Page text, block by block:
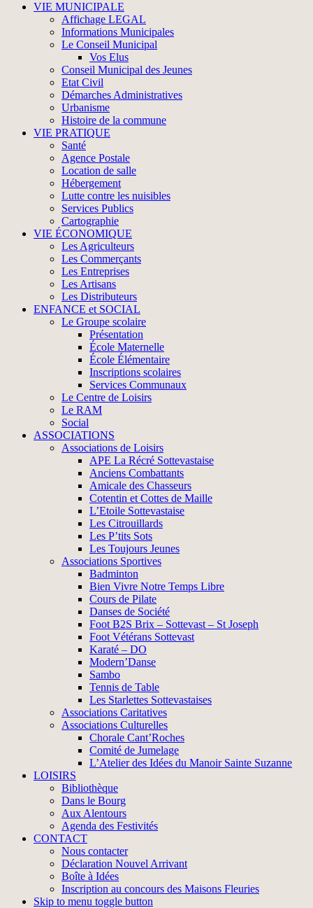
VIE MUNICIPALE
Affichage LEGAL
Informations Municipales
Le Conseil Municipal
Vos Elus
Conseil Municipal des Jeunes
Etat Civil
Démarches Administratives
Urbanisme
Histoire de la commune
VIE PRATIQUE
Santé
Agence Postale
Location de salle
Hébergement
Lutte contre les nuisibles
Services Publics
Cartographie
VIE ÉCONOMIQUE
Les Agriculteurs
Les Commerçants
Les Entreprises
Les Artisans
Les Distributeurs
ENFANCE et SOCIAL
Le Groupe scolaire
Présentation
École Maternelle
École Élémentaire
Inscriptions scolaires
Services Communaux
Le Centre de Loisirs
Le RAM
Social
ASSOCIATIONS
Associations de Loisirs
APE La Récré Sottevastaise
Anciens Combattants
Amicale des Chasseurs
Cotentin et Cottes de Maille
L’Etoile Sottevastaise
Les Citrouillards
Les P’tits Sots
Les Toujours Jeunes
Associations Sportives
Badminton
Bien Vivre Notre Temps Libre
Cours de Pilate
Danses de Société
Foot B2S Brix – Sottevast – St Joseph
Foot Vétérans Sottevast
Karaté – DO
Modern’Danse
Sambo
Tennis de Table
Les Starlettes Sottevastaises
Associations Caritatives
Associations Culturelles
Chorale Cant’Roches
Comité de Jumelage
L’Atelier des Idées du Manoir Sainte Suzanne
LOISIRS
Bibliothèque
Dans le Bourg
Aux Alentours
Agenda des Festivités
CONTACT
Nous contacter
Déclaration Nouvel Arrivant
Boîte à Idées
Inscription au concours des Maisons Fleuries
Skip to menu toggle button